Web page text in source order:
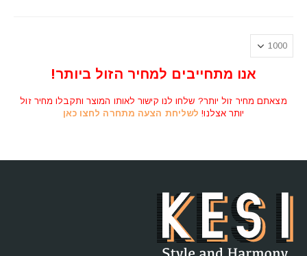
אנו מתחייבים למחיר הזול ביותר!
מצאתם מחיר זול יותר? שלחו לנו קישור לאותו המוצר ותקבלו מחיר זול
יותר אצלנו! לשליחת הצעה מתחרה לחצו כאן